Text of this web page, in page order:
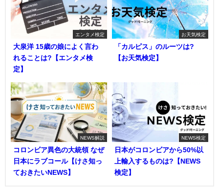
エンタメ検定
大泉洋 15歳の娘によく言わ
れることは?【エンタメ検
定】
お天気検定
「カルピス」のルーツは?
【お天気検定】
NEWS解説
コロンビア異色の大統領 なぜ
日本にラブコール【けさ知っ
ておきたいNEWS】
NEWS検定
日本がコロンビアから50%以
上輸入するものは?【NEWS
検定】